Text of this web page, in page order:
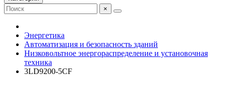
×
Энергетика
Автоматизация и безопасность зданий
Низковольтное энергораспределение и установочная
техника
3LD9200-5CF